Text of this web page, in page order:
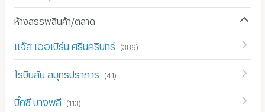
ห้างสรรพสินค้า/ตลาด
แจ๊ส เออเบิร์น ศรีนครินทร์ (386)
โรบินสัน สมุทรปราการ (41)
บิ๊กซี บางพลี (113)